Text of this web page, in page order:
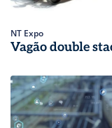
NT Expo
Vagão double